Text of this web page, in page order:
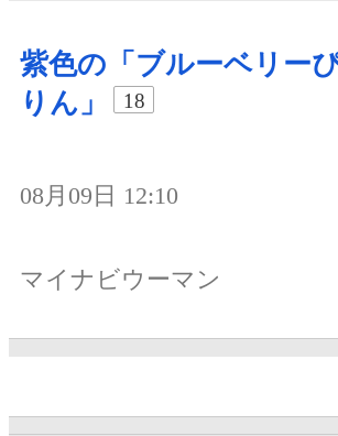
紫色の「ブルーベリー
りん」
18
08月09日 12:10
マイナビウーマン